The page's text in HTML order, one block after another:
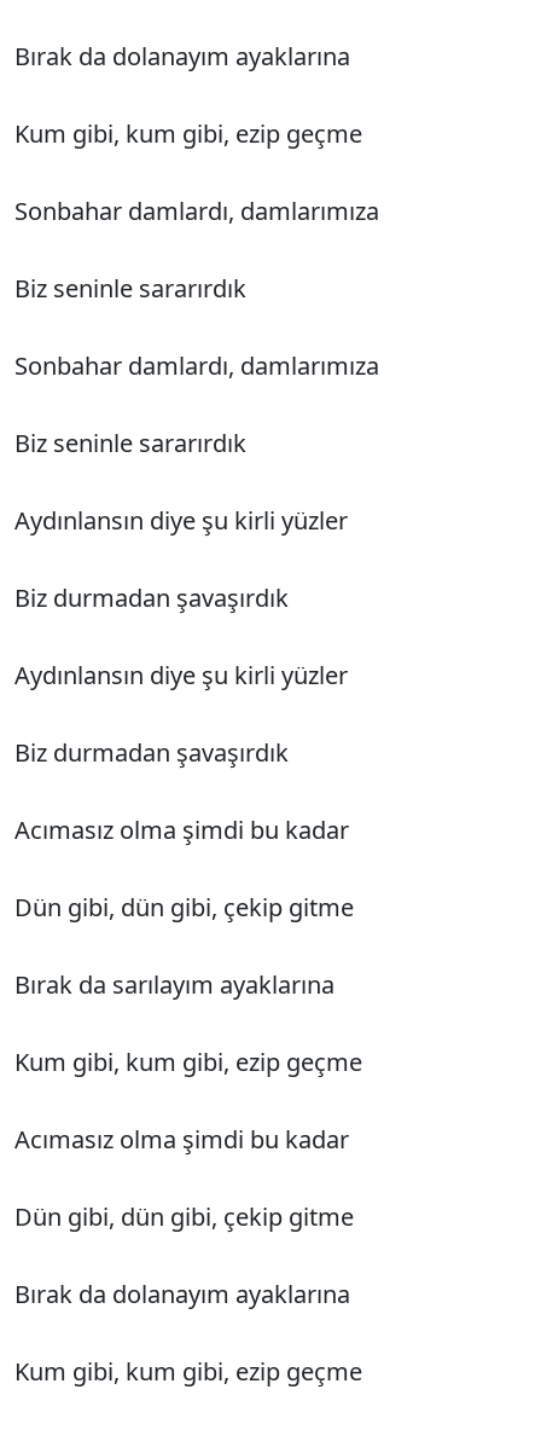
Bırak da dolanayım ayaklarına
Kum gibi, kum gibi, ezip geçme
Sonbahar damlardı, damlarımıza
Biz seninle sararırdık
Sonbahar damlardı, damlarımıza
Biz seninle sararırdık
Aydınlansın diye şu kirli yüzler
Biz durmadan şavaşırdık
Aydınlansın diye şu kirli yüzler
Biz durmadan şavaşırdık
Acımasız olma şimdi bu kadar
Dün gibi, dün gibi, çekip gitme
Bırak da sarılayım ayaklarına
Kum gibi, kum gibi, ezip geçme
Acımasız olma şimdi bu kadar
Dün gibi, dün gibi, çekip gitme
Bırak da dolanayım ayaklarına
Kum gibi, kum gibi, ezip geçme